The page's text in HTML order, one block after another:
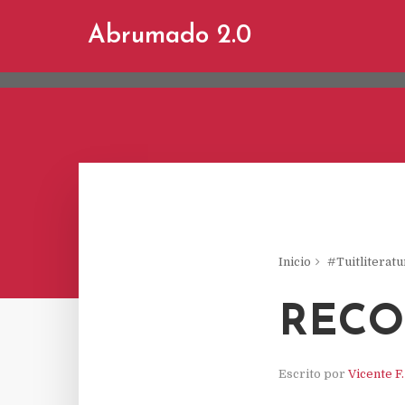
Abrumado 2.0
Inicio
Escrito por Vicente
This site uses cookies from Google to
are shared with Google along with